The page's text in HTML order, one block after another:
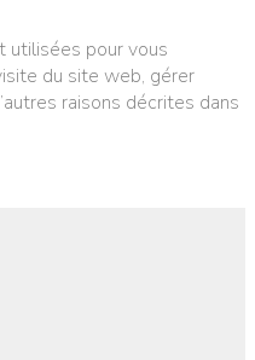
utilisées pour vous
du site web, gérer
raisons décrites dans